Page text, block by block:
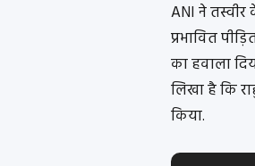
ANI ने तस्वीर
प्रभावित
का हवाला
लिखा है कि
किया.